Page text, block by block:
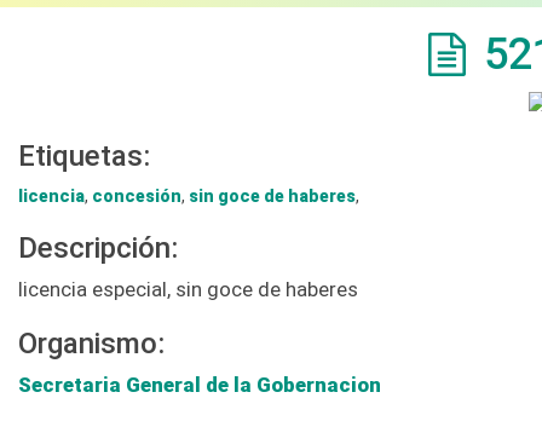
Etiquetas:
licencia, concesión, sin goce de haberes,
Descripción:
licencia especial, sin goce de haberes
Organismo:
Secretaria General de la Gobernacion